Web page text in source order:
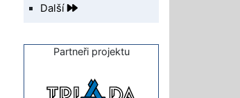
Další
Partneři projektu